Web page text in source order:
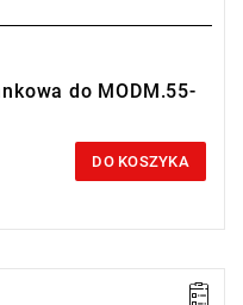
do MODM.55-
DO KOSZYKA